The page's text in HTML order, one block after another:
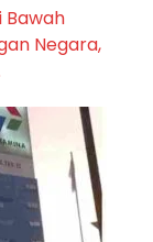
Bawah
Negara,